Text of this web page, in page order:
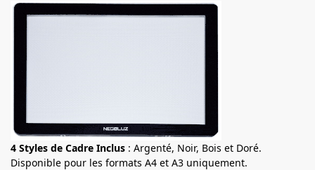
4 Styles de Cadre Inclus : Argenté, Noir, Bois et Doré.
Disponible pour les formats A4 et A3 uniquement.